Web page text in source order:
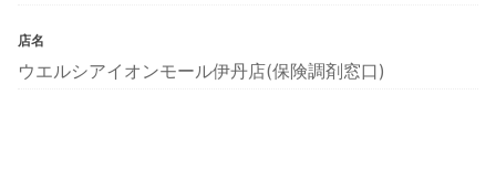
店名
ウエルシアイオンモール伊丹店(保険調剤窓口)